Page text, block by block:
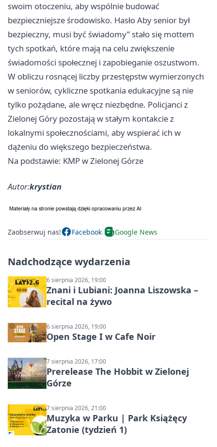
swoim otoczeniu, aby wspólnie budować
bezpieczniejsze środowisko. Hasło Aby senior był
bezpieczny, musi być świadomy” stało się mottem
tych spotkań, które mają na celu zwiększenie
świadomości społecznej i zapobieganie oszustwom.
W obliczu rosnącej liczby przestępstw wymierzonych
w seniorów, cykliczne spotkania edukacyjne są nie
tylko pożądane, ale wręcz niezbędne. Policjanci z
Zielonej Góry pozostają w stałym kontakcie z
lokalnymi społecznościami, aby wspierać ich w
dążeniu do większego bezpieczeństwa.
Na podstawie: KMP w Zielonej Górze
Autor:krystian
Zaobserwuj nas! Facebook Google News
Nadchodzące wydarzenia
6 sierpnia 2026, 19:00
Znani i Lubiani: Joanna Liszowska –
recital na żywo
6 sierpnia 2026, 19:00
Open Stage I w Cafe Noir
7 sierpnia 2026, 17:00
Prerelease The Hobbit w Zielonej
Górze
7 sierpnia 2026, 21:00
Muzyka w Parku | Park Książęcy
Zatonie (tydzień 1)